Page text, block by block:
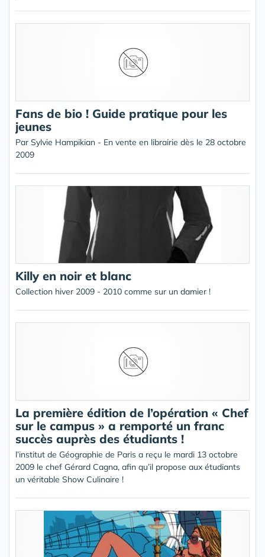
Fans de bio ! Guide pratique pour les
jeunes
Par Sylvie Hampikian - En vente en librairie dès le 28 octobre
2009
Killy en noir et blanc
Collection hiver 2009 - 2010 comme sur un damier !
La première édition de l’opération « Chef
sur le campus » a remporté un franc
succès auprès des étudiants !
l’institut de Géographie de Paris a reçu le mardi 13 octobre
2009 le chef Gérard Cagna, afin qu’il propose aux étudiants
un véritable Show Culinaire !